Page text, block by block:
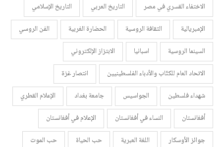
الاختفاء القسري في مصر
التاريخ العربي
التاريخ الإسلامي
الإمبريالية
الثقافة الروسية الحضارة الغربية
الفن الروسي
السينما الروسية
اسبانيا
الابتزاز الإلكتروني
الاتحاد العام للكتّاب والأدباء الفلسطينيين
انتصار غزة
شهداء فلسطين
الجواسيس جامعة بغداد
الإعلام القطري
أفغانستان
النساء في أفغانستان
الإعلام في أفغانستان
جوائز الأوسكار
اللغة العبرية حب الحياة
حب الموت